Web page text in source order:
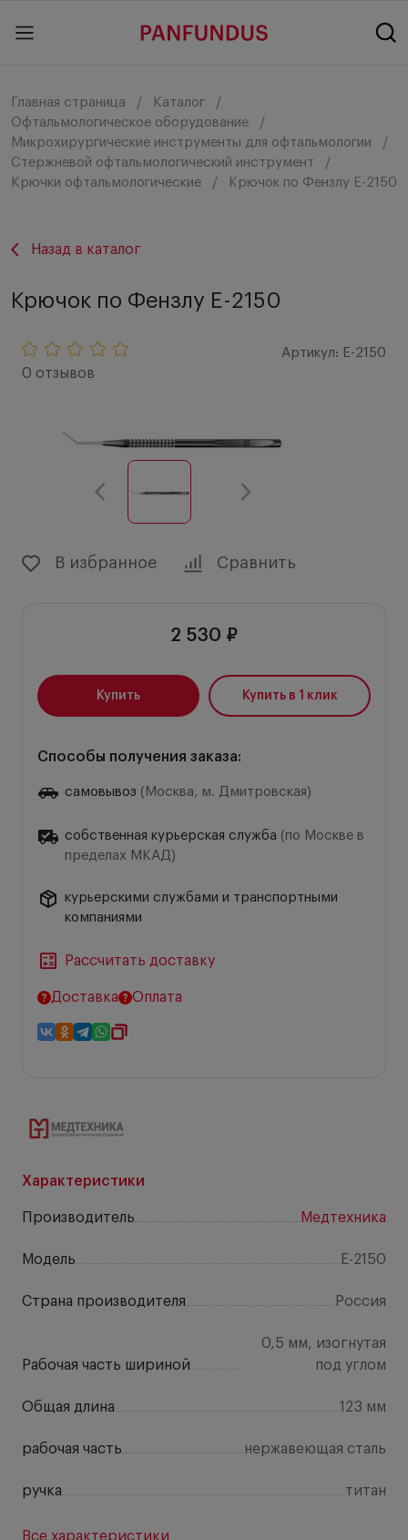
Главная страница
Каталог
Офтальмологическое оборудование
Микрохирургические инструменты для офтальмологии
Стержневой офтальмологический инструмент
Крючки офтальмологические
Крючок по Фензлу E-2150
Назад в каталог
Крючок по Фензлу E-2150
0 отзывов
Артикул: E-2150
В избранное Сравнить
Характеристики
Производитель Медтехника
Модель E-2150
Страна производителя Россия
Рабочая часть шириной
0,5 мм, изогнутая
под углом
Общая длина 123 мм
рабочая часть нержавеющая сталь
ручка титан
Все характеристики
2 530 ₽
Купить Купить в 1 клик
Способы получения заказа:
самовывоз (Москва, м. Дмитровская)
собственная курьерская служба (по Москве в
пределах МКАД)
курьерскими службами и транспортными
компаниями
Рассчитать доставку
Доставка Оплата